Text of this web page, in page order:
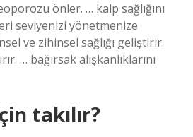
önler. … kalp sağlığını
seviyenizi yönetmenize
ve zihinsel sağlığı geliştirir.
… bağırsak alışkanlıklarını
takılır?